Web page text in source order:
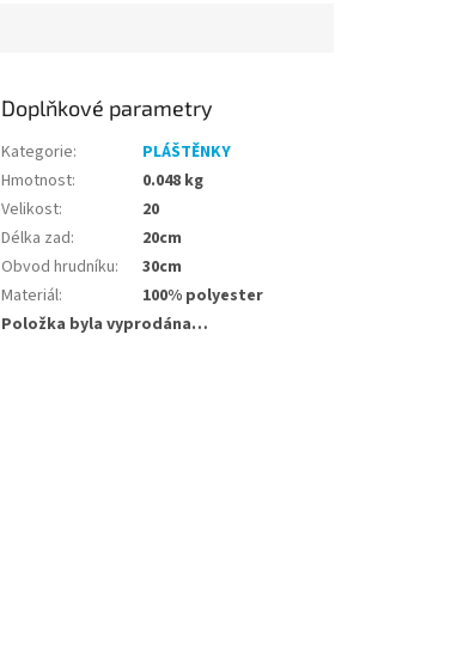
Doplňkové parametry
Kategorie:
PLÁŠTĚNKY
Hmotnost:
0.048 kg
Velikost:
20
Délka zad:
20cm
Obvod hrudníku:
30cm
Materiál:
100% polyester
Položka byla vyprodána…